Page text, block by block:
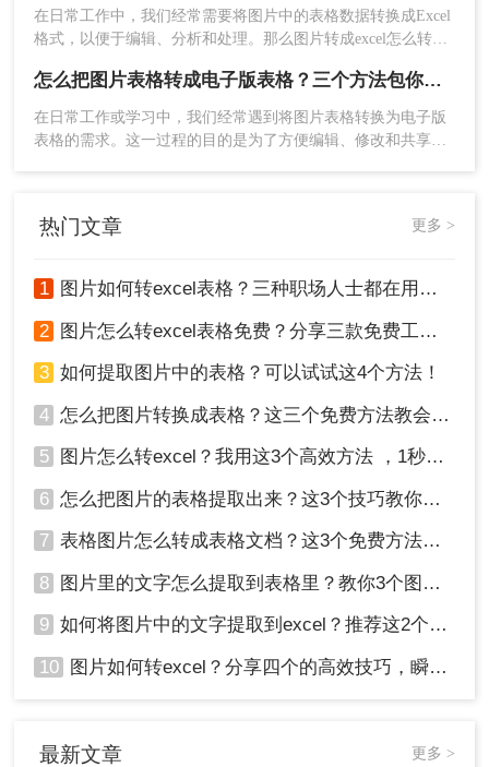
在日常工作中，我们经常需要将图片中的表格数据转换成Excel
格式，以便于编辑、分析和处理。那么图片转成excel怎么转
成转换。
怎么把图片表格转成电子版表格？三个方法包你一看就会，省时又省力!！
在日常工作或学习中，我们经常遇到将图片表格转换为电子版
表格的需求。这一过程的目的是为了方便编辑、修改和共享表
热门文章 更多 >
1 图片如何转excel表格？三种职场人士都在用的方法，一学就会！
2 图片怎么转excel表格免费？分享三款免费工具！
3 如何提取图片中的表格？可以试试这4个方法！
4 怎么把图片转换成表格？这三个免费方法教会你！
5 图片怎么转excel？我用这3个高效方法 ，1秒提取图片表格！
6 怎么把图片的表格提取出来？这3个技巧教你轻松完成提取~！
7 表格图片怎么转成表格文档？这3个免费方法赶紧收藏！
8 图片里的文字怎么提取到表格里？教你3个图片转excel方法
9 如何将图片中的文字提取到excel？推荐这2个方法，一学就会！
10 图片如何转excel？分享四个的高效技巧，瞬间提高办公效！
最新文章 更多 >